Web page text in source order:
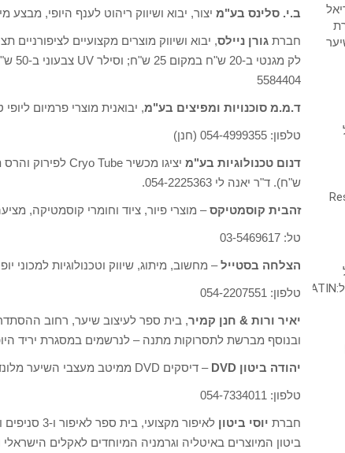
ב.י. סלינס בע"מ יצור, יבוא ושיווק ריהוט לענף היופי, מבצע
חברת גורן ניילס
5584404
ד.מ.מ סוכנויות ומפיצים בע"מ, יבואנית מוצרי פרמיום ליופי טיפוח ובריאות, 3+1 על
טלפון: 054-4999355 (חנן)
דנום טכנולוגיות בע"מ
ש"ח). ד"ר יאנה לי 054-2225363.
זהבית קוסמטיקס– מוצרי פיור, ציוד וחומרי קוסמטיקה, מציעה 10% הנחה על כל המוצרים ביום היריד
טל: 03-5469617
הצלחה בסטייל– מחשוב, מיתוג, שיווק וטכנולוגיות למכוני יופי; על כל
טלפון: 054-2207551
יאיר ורות & חנן קמיר
ובנוסף מברשת לתסרוקות מתנה – לנרשמים במסגרת יריד היופי. טל: 052-2452051 /
יהודה ביטון DVD – דיסקים DVD ממיטב מעצבי השיער מלונדון. הקונה 4 DVD – Step by step מקבל חמישי חינם.
טלפון: 054-7334011
חברת יוסי ביטון
ביטון המיוצרים באיטליה וגרמניה המיוחדים לאקלים